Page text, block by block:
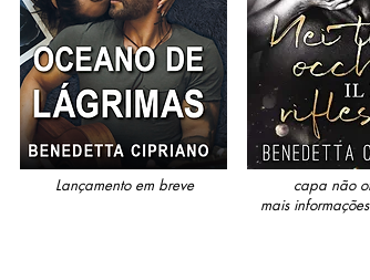
Lançamento em breve
capa não
mais